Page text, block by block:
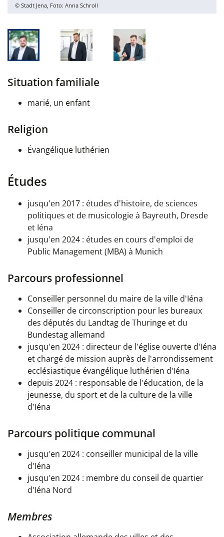
© Stadt Jena, Foto: Anna Schroll
Situation familiale
marié, un enfant
Religion
Évangélique luthérien
Études
jusqu'en 2017 : études d'histoire, de sciences
politiques et de musicologie à Bayreuth, Dresde
et Iéna
jusqu'en 2024 : études en cours d'emploi de
Public Management (MBA) à Munich
Parcours professionnel
Conseiller personnel du maire de la ville d'Iéna
Conseiller de circonscription pour les bureaux
des députés du Landtag de Thuringe et du
Bundestag allemand
jusqu'en 2024 : directeur de l'église ouverte d'Iéna
et chargé de mission auprès de l'arrondissement
ecclésiastique évangélique luthérien d'Iéna
depuis 2024 : responsable de l'éducation, de la
jeunesse, du sport et de la culture de la ville
d'Iéna
Parcours politique communal
jusqu'en 2024 : conseiller municipal de la ville
d'Iéna
jusqu'en 2024 : membre du conseil de quartier
d'Iéna Nord
Membres